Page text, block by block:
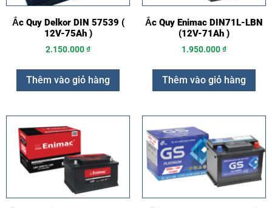
Ắc Quy Delkor DIN 57539 (
12V-75Ah )
2.150.000₫
Thêm vào giỏ hàng
Ắc Quy Enimac DIN71L-LBN
(12V-71Ah )
1.950.000₫
Thêm vào giỏ hàng